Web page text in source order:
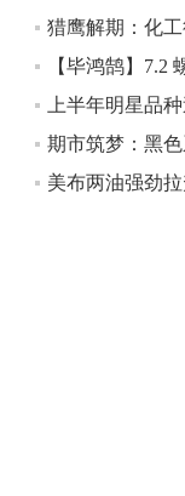
2.5%，棕榈油
10:17
【研报精选】
油期货走势预
【毕鸿鹄】7.2
期市筑梦：黑